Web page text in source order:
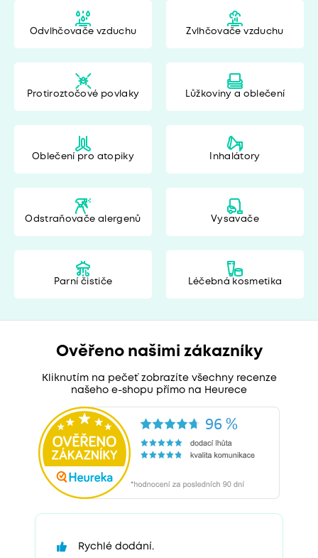
Odvlhčovače vzduchu Zvlhčovače vzduchu
Protiroztočové povlaky Lůžkoviny a oblečení
Oblečení pro atopiky Inhalátory
Odstraňovače alergenů Vysavače
Parní čističe Léčebná kosmetika
Ověřeno našimi zákazníky
Kliknutím na pečeť zobrazíte všechny recenze
našeho e-shopu přímo na Heurece
Rychlé dodání.